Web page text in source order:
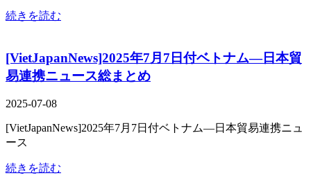
続きを読む
[VietJapanNews]2025年7月7日付ベトナム―日本貿
易連携ニュース総まとめ
2025-07-08
[VietJapanNews]2025年7月7日付ベトナム―日本貿易連携ニュ
ース
続きを読む